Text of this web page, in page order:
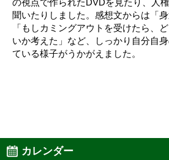
聞いたりしました。感想文からは「
「もしカミングアウトを受けたら、
いか考えた」など、しっかり自分自
ている様子がうかがえました。
カレンダー